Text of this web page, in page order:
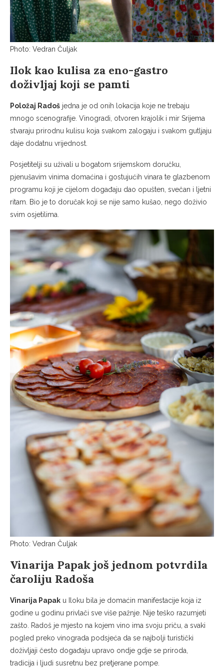
Photo: Vedran Čuljak
Ilok kao kulisa za eno-gastro
doživljaj koji se pamti
Položaj Radoš jedna je od onih lokacija koje ne trebaju
mnogo scenografije. Vinogradi, otvoren krajolik i mir Srijema
stvaraju prirodnu kulisu koja svakom zalogaju i svakom gutljaju
daje dodatnu vrijednost.
Posjetitelji su uživali u bogatom srijemskom doručku,
pjenušavim vinima domaćina i gostujućih vinara te glazbenom
programu koji je cijelom događaju dao opušten, svečan i ljetni
ritam. Bio je to doručak koji se nije samo kušao, nego doživio
svim osjetilima.
Photo: Vedran Čuljak
Vinarija Papak još jednom potvrdila
čaroliju Radoša
Vinarija Papak u Iloku bila je domaćin manifestacije koja iz
godine u godinu privlači sve više pažnje. Nije teško razumjeti
zašto. Radoš je mjesto na kojem vino ima svoju priču, a svaki
pogled preko vinograda podsjeća da se najbolji turistički
doživljaji često događaju upravo ondje gdje se priroda,
tradicija i ljudi susretnu bez pretjerane pompe.